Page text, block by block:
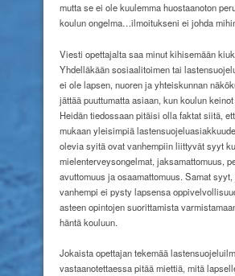
mutta se ei ole kuulemma huostaanoton
koulun ongelma…ilmoitukseni ei johda
Viesti opettajalta saa minut kihisemään
Yhdelläkään sosiaalitoimen tai
ei ole lapsen, nuoren ja yhteiskunnan
jättää puuttumatta asiaan, kun koulun
Heidän tiedossaan pitäisi olla faktat siitä,
mukaan yleisimpiä
olevia syitä ovat vanhempiin liittyvät syyt
mielenterveysongelmat, jaksamattomuus,
avuttomuus ja osaamattomuus. Samat
vanhempi ei pysty lapsensa
asteen opintojen suorittamista
häntä kouluun.
Jokaista opettajan tekemää
vastaanotettaessa pitää miettiä, mitä